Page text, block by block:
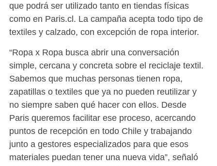
que podrá ser utilizado tanto en tiendas físicas
como en Paris.cl. La campaña acepta todo tipo de
textiles y calzado, con excepción de ropa interior.
“Ropa x Ropa busca abrir una conversación
simple, cercana y concreta sobre el reciclaje textil.
Sabemos que muchas personas tienen ropa,
zapatillas o textiles que ya no pueden reutilizar y
no siempre saben qué hacer con ellos. Desde
Paris queremos facilitar ese proceso, acercando
puntos de recepción en todo Chile y trabajando
junto a gestores especializados para que esos
materiales puedan tener una nueva vida”, señaló